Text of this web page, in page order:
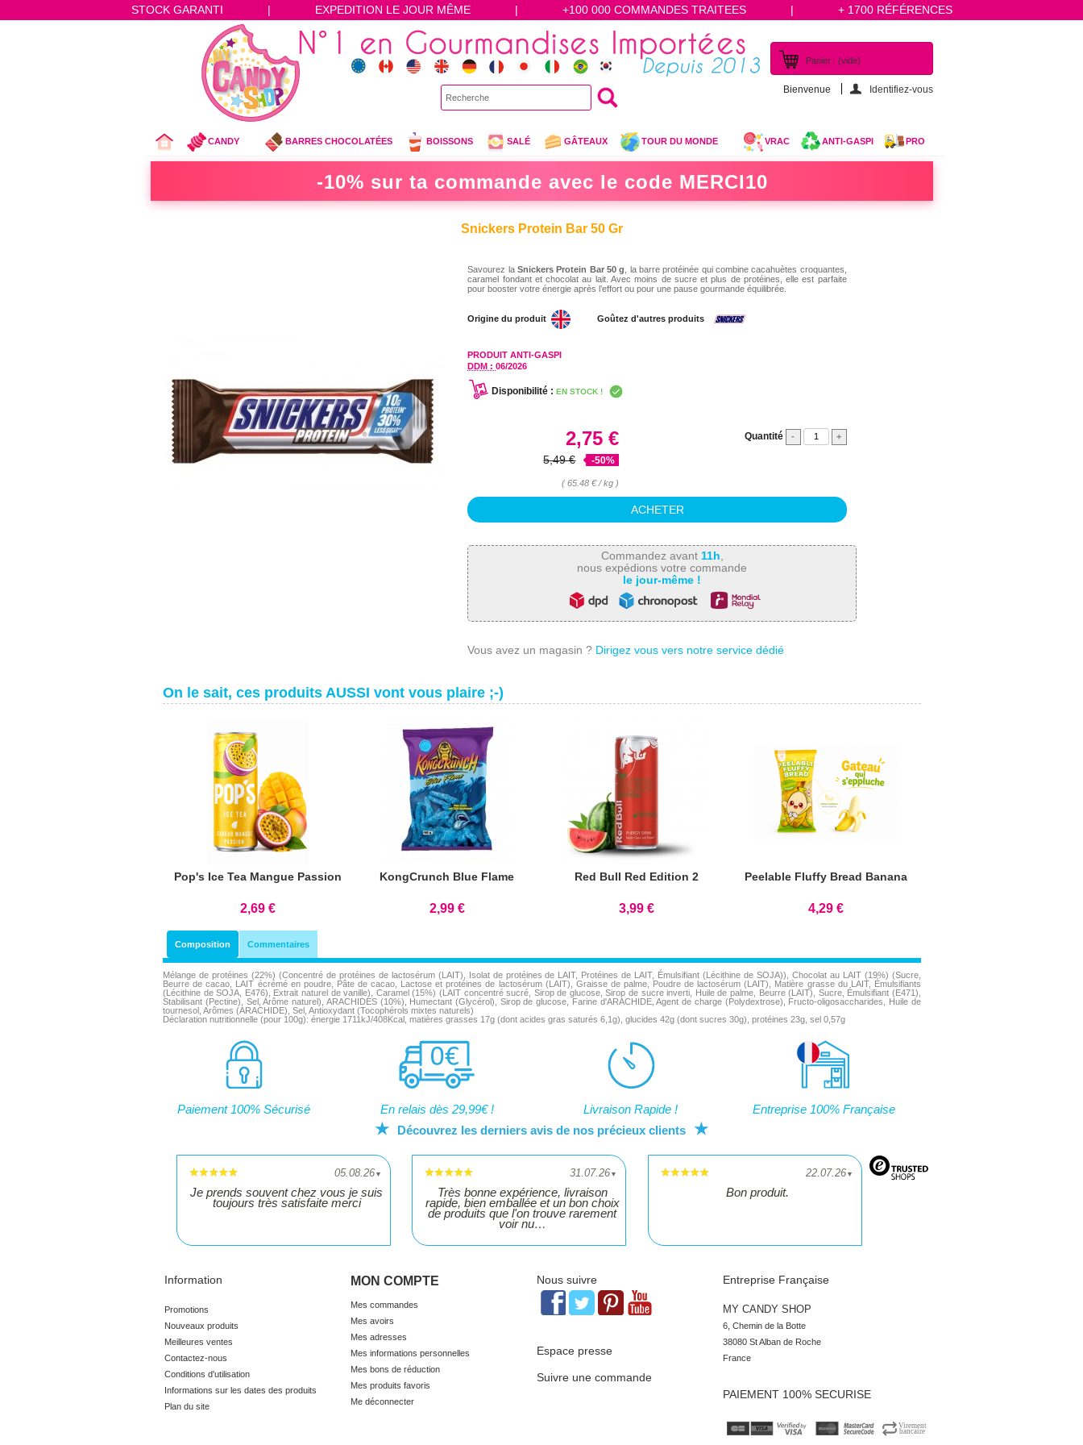
STOCK GARANTI | EXPEDITION LE JOUR MÊME | +100 000 COMMANDES TRAITEES | + 1700 RÉFÉRENCES
Panier : (vide)
Bienvenue Identifiez-vous
CANDY BARRES CHOCOLATÉES BOISSONS SALÉ GÂTEAUX TOUR DU MONDE VRAC ANTI-GASPI PRO
-10% sur ta commande avec le code MERCI10
Snickers Protein Bar 50 Gr
Savourez la Snickers Protein Bar 50 g
, la barre protéinée qui combine cacahuètes croquantes,
caramel fondant et chocolat au lait. Avec moins de sucre et plus de protéines, elle est parfaite
pour booster votre énergie après l’effort ou pour une pause gourmande équilibrée.
Origine du produit Goûtez d'autres produits
PRODUIT ANTI-GASPI
DDM :06/2026
Disponibilité : EN STOCK !
2,75 €
-50%
5,49 €
( 65.48 € / kg )
Quantité - +
Commandez avant 11h
nous expédions votre commande
le jour-même !
Vous avez un magasin ? Dirigez vous vers notre service dédié
On le sait, ces produits AUSSI vont vous plaire ;-)
Pop's Ice Tea Mangue Passion
2,69 €
KongCrunch Blue Flame
2,99 €
Red Bull Red Edition 2
3,99 €
Peelable Fluffy Bread Banana
4,29 €
Composition Commentaires
Mélange de protéines (22%) (Concentré de protéines de lactosérum (LAIT), Isolat de protéines de LAIT, Protéines de LAIT, Émulsifiant (Lécithine de SOJA)), Chocolat au LAIT (19%) (Sucre,
Beurre de cacao, LAIT écrémé en poudre, Pâte de cacao, Lactose et protéines de lactosérum (LAIT), Graisse de palme, Poudre de lactosérum (LAIT), Matière grasse du LAIT, Émulsifiants
(Lécithine de SOJA, E476), Extrait naturel de vanille), Caramel (15%) (LAIT concentré sucré, Sirop de glucose, Sirop de sucre inverti, Huile de palme, Beurre (LAIT), Sucre, Émulsifiant (E471),
Stabilisant (Pectine), Sel, Arôme naturel), ARACHIDES (10%), Humectant (Glycérol), Sirop de glucose, Farine d'ARACHIDE, Agent de charge (Polydextrose), Fructo-oligosaccharides, Huile de
tournesol, Arômes (ARACHIDE), Sel, Antioxydant (Tocophérols mixtes naturels)
Déclaration nutritionnelle (pour 100g): énergie 1711kJ/408Kcal, matières grasses 17g (dont acides gras saturés 6,1g), glucides 42g (dont sucres 30g), protéines 23g, sel 0,57g
Paiement 100% Sécurisé En relais dès 29,99€ ! Livraison Rapide ! Entreprise 100% Française
★ Découvrez les derniers avis de nos précieux clients ★
05.08.26▼
Je prends souvent chez vous je suis
toujours très satisfaite merci
31.07.26 ▼
Très bonne expérience, livraison
rapide, bien emballée et un bon choix
de produits que l'on trouve rarement
voir nu…
22.07.26▼
Bon produit.
Information
Promotions
Nouveaux produits
Meilleures ventes
Contactez-nous
Conditions d'utilisation
Informations sur les dates des produits
Plan du site
MON COMPTE
Mes commandes
Mes avoirs
Mes adresses
Mes informations personnelles
Mes bons de réduction
Mes produits favoris
Me déconnecter
Nous suivre
Espace presse
Suivre une commande
Entreprise Française
MY CANDY SHOP
6, Chemin de la Botte
38080 St Alban de Roche
France
PAIEMENT 100% SECURISE